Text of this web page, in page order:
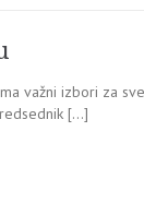
važni izbori za
[…]